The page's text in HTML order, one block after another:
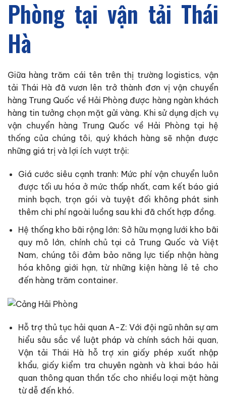
Phòng tại vận tải Thái
Hà
Giữa hàng trăm cái tên trên thị trường logistics, vận
tải Thái Hà đã vươn lên trở thành đơn vị vận chuyển
hàng Trung Quốc về Hải Phòng được hàng ngàn khách
hàng tin tưởng chọn mặt gửi vàng. Khi sử dụng dịch vụ
vận chuyển hàng Trung Quốc về Hải Phòng tại hệ
thống của chúng tôi, quý khách hàng sẽ nhận được
những giá trị và lợi ích vượt trội:
Giá cước siêu cạnh tranh: Mức phí vận chuyển luôn
được tối ưu hóa ở mức thấp nhất, cam kết báo giá
minh bạch, trọn gói và tuyệt đối không phát sinh
thêm chi phí ngoài luồng sau khi đã chốt hợp đồng.
Hệ thống kho bãi rộng lớn: Sở hữu mạng lưới kho bãi
quy mô lớn, chính chủ tại cả Trung Quốc và Việt
Nam, chúng tôi đảm bảo năng lực tiếp nhận hàng
hóa không giới hạn, từ những kiện hàng lẻ tẻ cho
đến hàng trăm container.
Hỗ trợ thủ tục hải quan A-Z: Với đội ngũ nhân sự am
hiểu sâu sắc về luật pháp và chính sách hải quan,
Vận tải Thái Hà hỗ trợ xin giấy phép xuất nhập
khẩu, giấy kiểm tra chuyên ngành và khai báo hải
quan thông quan thần tốc cho nhiều loại mặt hàng
từ dễ đến khó.